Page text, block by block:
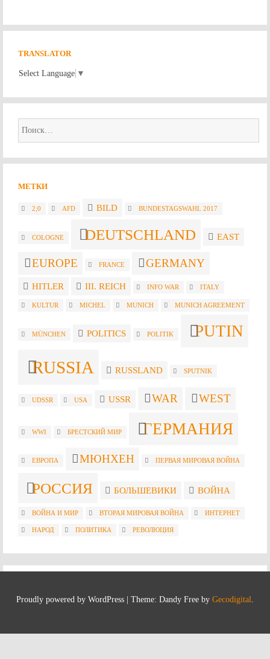
TRANSLATOR
Select Language ▼
Найти:
МЕТКИ
2;0 AFD BILD BUNDESTAGSWAHL 2017
COLOGNE DEUTSCHLAND EAST
EUROPE FRANCE GERMANY
HITLER III. REICH INFO WAR ITALY
KULTUR MICHEL MUNICH MUNICH AGREEMENT
MÜNCHEN POLITICS POLITIK PUTIN
RUSSIA RUSSLAND SPUTNIK
UDSSR USA USSR WAR WEST
WWI БРЕСТСКИЙ МИР ГЕРМАНИЯ
ЕВРОПА МЮНХЕН ПЕРВАЯ МИРОВАЯ ВОЙНА
РОССИЯ БОЛЬШЕВИКИ ВОЙНА
ВОЙНА И МИР ВТОРАЯ МИРОВАЯ ВОЙНА ИНТЕРНЕТ
НАРОД ПОЛИТИКА РЕВОЛЮЦИЯ
Proudly powered by WordPress | Theme: Dandy Free by Gecodigital